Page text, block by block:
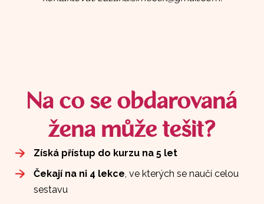
Na co se obdarovaná
žena může tešit?
Získá přístup do kurzu na 5 let
Čekají na ni 4 lekce, ve kterých se naučí celou
sestavu